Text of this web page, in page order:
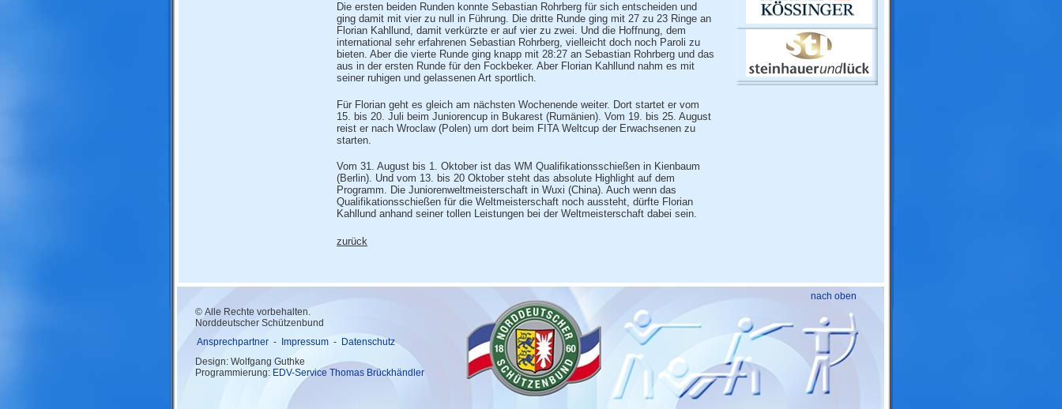
Die ersten beiden Runden konnte Sebastian Rohrberg für sich entscheiden und
ging damit mit vier zu null in Führung. Die dritte Runde ging mit 27 zu 23 Ringe an
Florian Kahllund, damit verkürzte er auf vier zu zwei. Und die Hoffnung, dem
international sehr erfahrenen Sebastian Rohrberg, vielleicht doch noch Paroli zu
bieten. Aber die vierte Runde ging knapp mit 28:27 an Sebastian Rohrberg und das
aus in der ersten Runde für den Fockbeker. Aber Florian Kahllund nahm es mit
seiner ruhigen und gelassenen Art sportlich.
Für Florian geht es gleich am nächsten Wochenende weiter. Dort startet er vom
15. bis 20. Juli beim Juniorencup in Bukarest (Rumänien). Vom 19. bis 25. August
reist er nach Wroclaw (Polen) um dort beim FITA Weltcup der Erwachsenen zu
starten.
Vom 31. August bis 1. Oktober ist das WM Qualifikationsschießen in Kienbaum
(Berlin). Und vom 13. bis 20 Oktober steht das absolute Highlight auf dem
Programm. Die Juniorenweltmeisterschaft in Wuxi (China). Auch wenn das
Qualifikationsschießen für die Weltmeisterschaft noch aussteht, dürfte Florian
Kahllund anhand seiner tollen Leistungen bei der Weltmeisterschaft dabei sein.
zurück
© Alle Rechte vorbehalten.
Norddeutscher Schützenbund
Ansprechpartner - Impressum - Datenschutz
Design: Wolfgang Guthke
Programmierung: EDV-Service Thomas Brückhändler
nach oben